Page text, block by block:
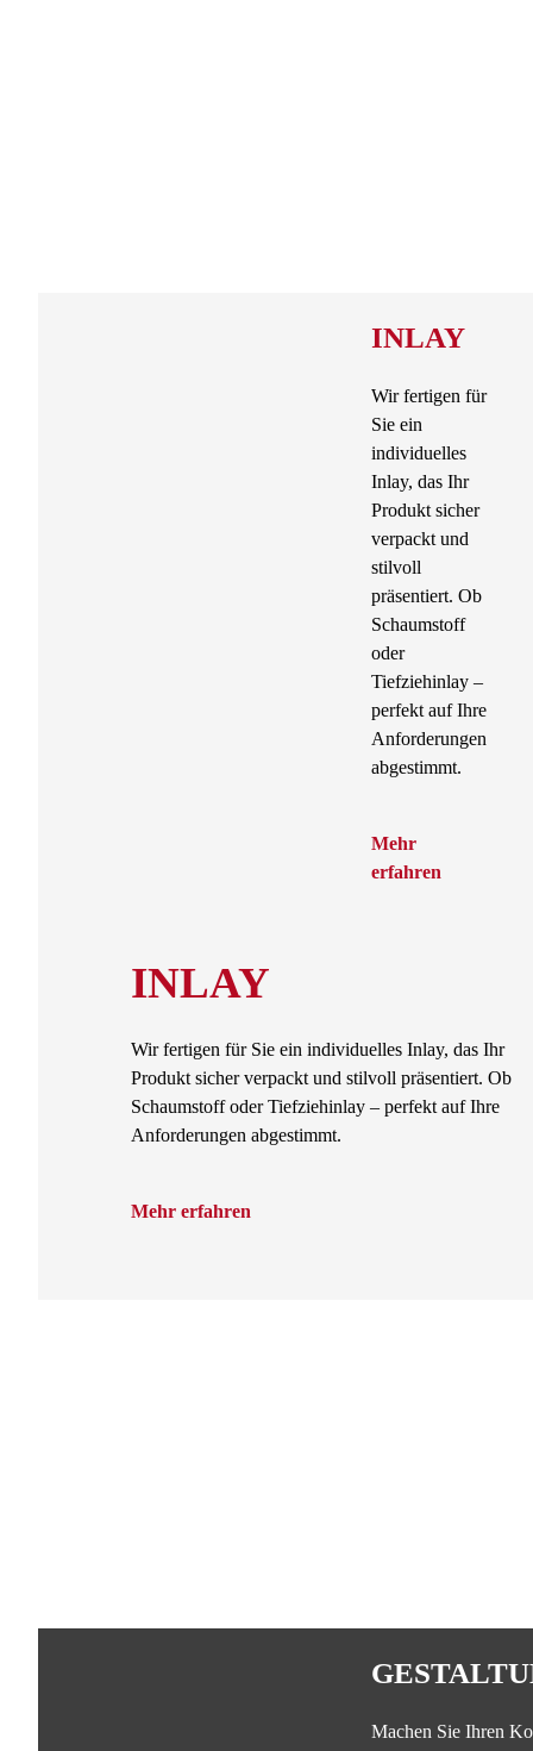
INLAY
Wir fertigen für
Sie ein
individuelles
Inlay, das Ihr
Produkt sicher
verpackt und
stilvoll
präsentiert. Ob
Schaumstoff
oder
Tiefziehinlay –
perfekt auf Ihre
Anforderungen
abgestimmt.
Mehr
erfahren
INLAY
Wir fertigen für Sie ein individuelles Inlay, das Ihr
Produkt sicher verpackt und stilvoll präsentiert. Ob
Schaumstoff oder Tiefziehinlay – perfekt auf Ihre
Anforderungen abgestimmt.
Mehr erfahren
Machen Sie Ihren